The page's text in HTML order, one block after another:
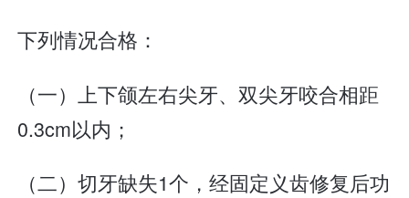
下列情况合格：
（一）上下颌左右尖牙、双尖牙咬合相距
0.3cm以内；
（二）切牙缺失1个，经固定义齿修复后功